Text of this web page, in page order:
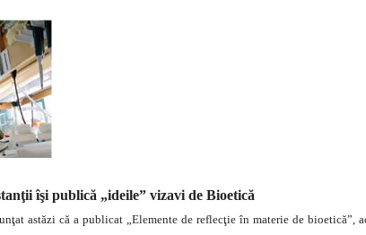
îşi publică „ideile” vizavi de Bioetică
astăzi că a publicat „Elemente de reflecţie în materie de bioetică”,